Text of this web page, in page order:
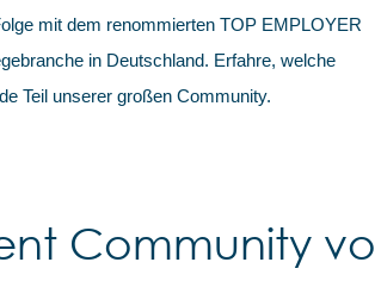
mit dem renommierten TOP EMPLOYER
in Deutschland. Erfahre, welche
Teil unserer großen Community.
Community